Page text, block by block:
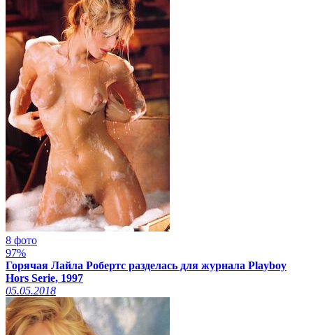
8 фото
97%
Горячая Лайла Робертс разделась для журнала Playboy
Hors Serie, 1997
05.05.2018